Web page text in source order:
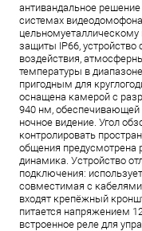
антивандальное решение
системах
защиты IP66,
воздействия,
температуры в диапазоне
пригодным для
оснащена камерой с
940 нм, обеспечивающей
ночное видение. Угол
контролировать
общения предусмотрена
динамика. Устройство
подключения:
совместимая с
входят крепёжный
питается напряжением
встроенное реле для упра